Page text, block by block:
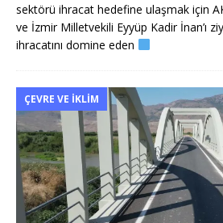
sektörü ihracat hedefine ulaşmak için
ve İzmir Milletvekili Eyyüp Kadir İnan’ı
ihracatını domine eden
ÇEVRE VE İKLIM